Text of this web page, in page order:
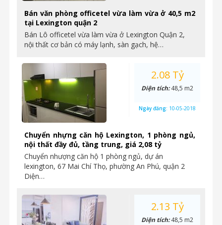
Bán văn phòng officetel vừa làm vừa ở 40,5 m2
tại Lexington quận 2
Bán Lô officetel vừa làm vừa ở Lexington Quận 2,
nội thất cơ bản có máy lạnh, sàn gạch, hệ…
Chuyển nhựng căn hộ Lexington, 1 phòng ngủ,
nội thất đầy đủ, tầng trung, giá 2,08 tỷ
Chuyển nhượng căn hộ 1 phòng ngủ, dự án
lexington, 67 Mai Chí Thọ, phường An Phú, quận 2
Diện…
2.08 Tỷ
Diện tích:48,5 m2
Ngày đăng: 10-05-2018
2.13 Tỷ
Diện tích:48,5 m2